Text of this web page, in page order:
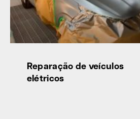
Reparação de veículos
elétricos